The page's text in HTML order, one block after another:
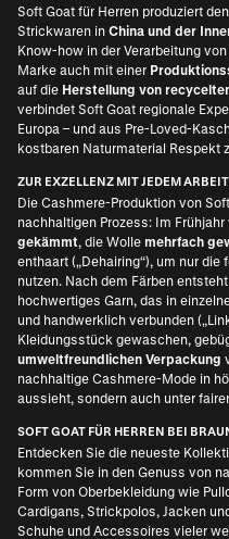
Soft Goat für Herren produziert
Strickwaren in China und der
Know-how in der Verarbeitung
Marke auch mit einer
auf die Herstellung von
verbindet Soft Goat regionale
Europa – und aus Pre-Loved-
kostbaren Naturmaterial Respekt
ZUR EXZELLENZ MIT JEDEM
Die Cashmere-Produktion von
nachhaltigen Prozess: Im
gekämmt, die Wolle mehrfach
enthaart („Dehairing“), um nur die
nutzen. Nach dem Färben
hochwertiges Garn, das in
und handwerklich verbunden
Kleidungsstück gewaschen,
umweltfreundlichen Verpackung
nachhaltige Cashmere-Mode in
aussieht, sondern auch unter
SOFT GOAT FÜR HERREN BEI
Entdecken Sie die neueste
kommen Sie in den Genuss von
Form von Oberbekleidung wie
Cardigans, Strickpolos, Jacken
Schuhe und Accessoires vieler